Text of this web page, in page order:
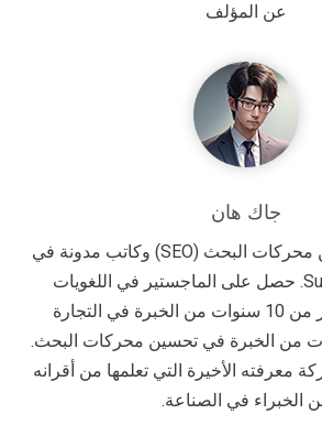
عن المؤلف
جاك هان
جاك هو مدير تحسين محركات البحث (SEO) وكاتب مدونة في
Sup Dropshipping. حصل على الماجستير في اللغويات
والتربية. لديه أكثر من 10 سنوات من الخبرة في التجارة
و5 سنوات من الخبرة في تحسين محركات البحث.
الأخيرة التي تعلمها من أقرانه
الخبراء في الصناعة.